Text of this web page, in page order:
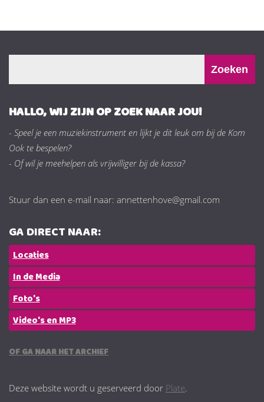
HALLO, WIJ ZIJN OP ZOEK NAAR JOU!
- Speel je een muziekinstrument en lijkt je dit leuk om bij de Kom
Ook te bespelen?
- Of wil je meehelpen als vrijwilliger bij de kassa?
Stuur dan een e-mail naar: annettenhove@gmail.com
GA DIRECT NAAR:
Locaties
In de Media
Foto's
Video's en MP3
OF GA NAAR HET ARCHIEF
Deze website wordt u geserveerd door Plate.